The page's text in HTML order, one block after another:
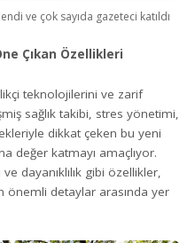
ve çok sayıda gazeteci katıldı
Çıkan Özellikleri
teknolojilerini ve zarif
sağlık takibi, stres yönetimi,
dikkat çeken bu yeni
değer katmayı amaçlıyor.
dayanıklılık gibi özellikler,
önemli detaylar arasında yer